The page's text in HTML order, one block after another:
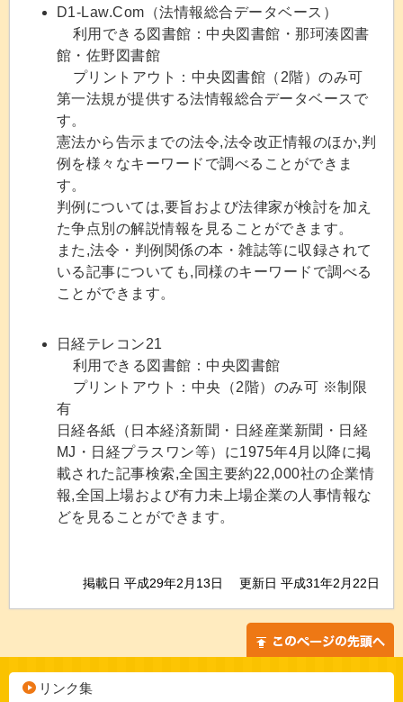
D1-Law.Com（法情報総合データベース）
利用できる図書館：中央図書館・那珂湊図書
館・佐野図書館
プリントアウト：中央図書館（2階）のみ可
第一法規が提供する法情報総合データベースで
す。
憲法から告示までの法令,法令改正情報のほか,判
例を様々なキーワードで調べることができま
す。
判例については,要旨および法律家が検討を加え
た争点別の解説情報を見ることができます。
また,法令・判例関係の本・雑誌等に収録されて
いる記事についても,同様のキーワードで調べる
ことができます。
日経テレコン21
利用できる図書館：中央図書館
プリントアウト：中央（2階）のみ可 ※制限
有
日経各紙（日本経済新聞・日経産業新聞・日経
MJ・日経プラスワン等）に1975年4月以降に掲
載された記事検索,全国主要約22,000社の企業情
報,全国上場および有力未上場企業の人事情報な
どを見ることができます。
掲載日 平成29年2月13日 更新日 平成31年2月22日
リンク集